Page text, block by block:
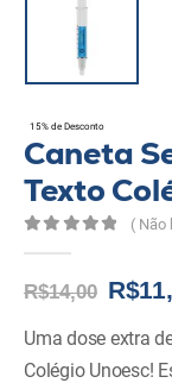
15% de Desconto
Caneta
Texto
( Não
R$14,00
was:
R$
Uma dose extra
Colégio Unoesc!